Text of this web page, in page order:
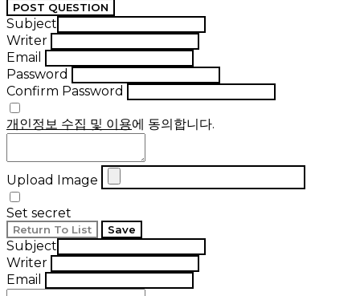
POST QUESTION
Subject
Writer
Email
Password
Confirm Password
개인정보 수집 및 이용에 동의합니다.
Upload Image
Set secret
Return To List Save
Subject
Writer
Email